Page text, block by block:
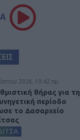
2026, 10:42 πμ
θήρας για τη
περίοδο
το Δασαρχείο